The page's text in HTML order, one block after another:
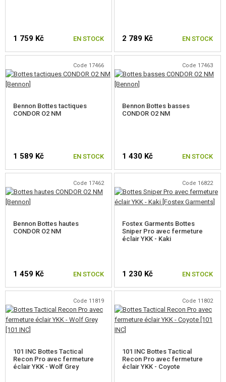
1 759 Kč EN STOCK
CHOISIR UNE TAILLE
2 789 Kč EN STOCK
CHOISIR UNE TAILLE
Code 17466
Bennon Bottes tactiques
CONDOR O2 NM
1 589 Kč EN STOCK
CHOISIR UNE TAILLE
Code 17463
Bennon Bottes basses
CONDOR O2 NM
1 430 Kč EN STOCK
CHOISIR UNE TAILLE
Code 17462
Bennon Bottes hautes
CONDOR O2 NM
1 459 Kč EN STOCK
CHOISIR UNE TAILLE
Code 16822
Fostex Garments Bottes
Sniper Pro avec fermeture
éclair YKK - Kaki
1 230 Kč EN STOCK
CHOISIR UNE TAILLE
Code 11819
101 INC Bottes Tactical
Recon Pro avec fermeture
éclair YKK - Wolf Grey
Code 11802
101 INC Bottes Tactical
Recon Pro avec fermeture
éclair YKK - Coyote